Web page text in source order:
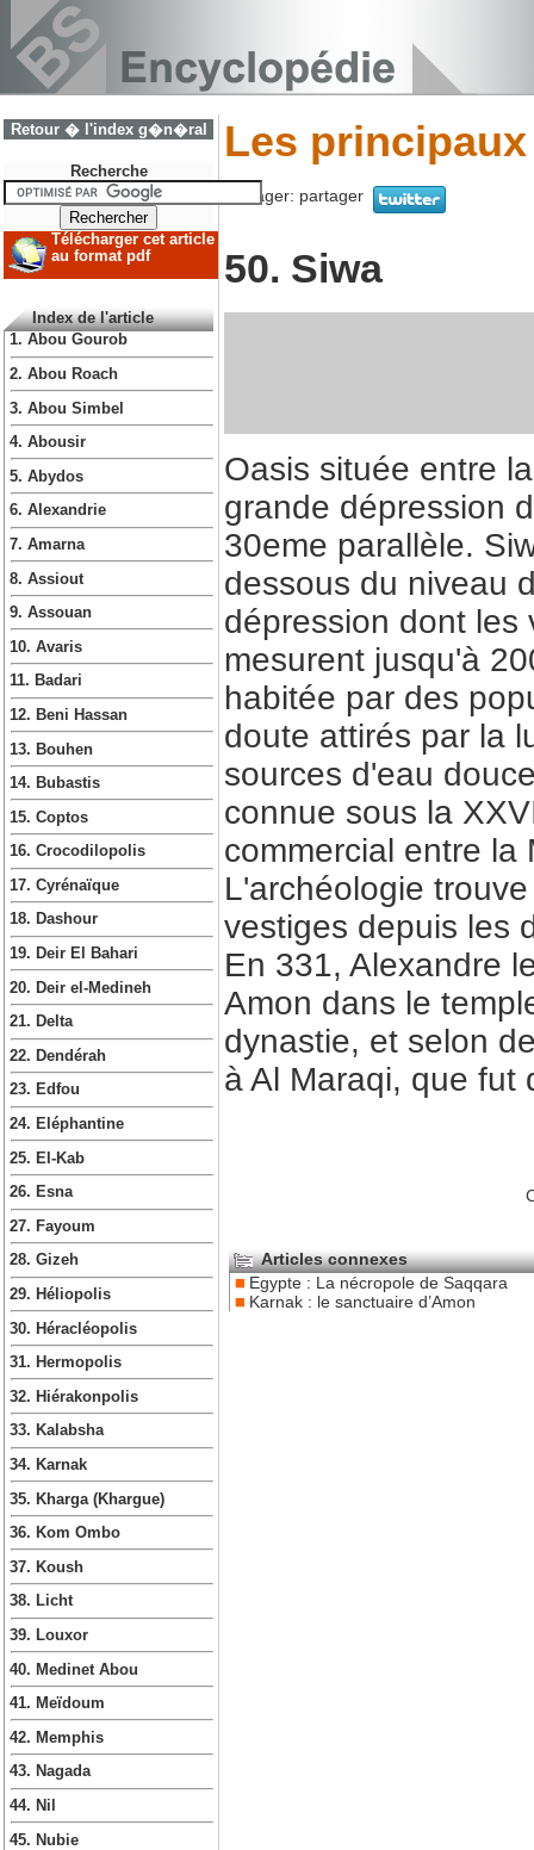
Retour � l'index g�n�ral
Recherche
Télécharger cet article
au format pdf
Index de l'article
1. Abou Gourob
2. Abou Roach
3. Abou Simbel
4. Abousir
5. Abydos
6. Alexandrie
7. Amarna
8. Assiout
9. Assouan
10. Avaris
11. Badari
12. Beni Hassan
13. Bouhen
14. Bubastis
15. Coptos
16. Crocodilopolis
17. Cyrénaïque
18. Dashour
19. Deir El Bahari
20. Deir el-Medineh
21. Delta
22. Dendérah
23. Edfou
24. Eléphantine
25. El-Kab
26. Esna
27. Fayoum
28. Gizeh
29. Héliopolis
30. Héracléopolis
31. Hermopolis
32. Hiérakonpolis
33. Kalabsha
34. Karnak
35. Kharga (Khargue)
36. Kom Ombo
37. Koush
38. Licht
39. Louxor
40. Medinet Abou
41. Meïdoum
42. Memphis
43. Nagada
44. Nil
45. Nubie
Les
Partager: partager
50. Siwa
Oasis située entre
grande dépression
30eme parallèle.
dessous du niveau
dépression dont les
mesurent jusqu'à
habitée par des
doute attirés par la
sources d'eau
connue sous la
commercial entre la
L'archéologie
vestiges depuis les
En 331, Alexandre
Amon dans le
dynastie, et selon
à Al Maraqi, que fut
Articles connexes
Egypte : La nécropole de Saqqara
Karnak : le sanctuaire d’Amon